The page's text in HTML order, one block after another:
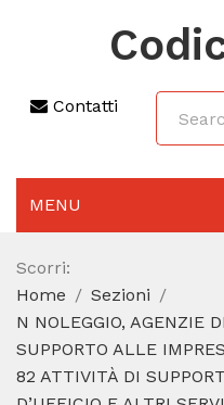
Contatti
MENU
AGGIORNAMENTO 2025
SEZIONI
CODICE ATECO A COSA
Scorri:
Home
Sezioni
N NOLEGGIO, AGENZIE
SUPPORTO ALLE
82 ATTIVITÀ DI